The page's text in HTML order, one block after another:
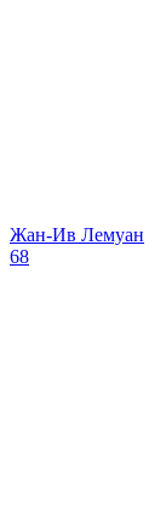
​Жан-Ив Лемуан
68